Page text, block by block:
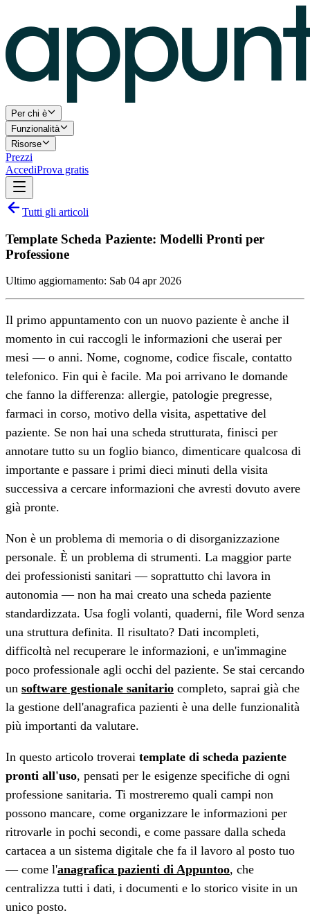
Per chi è
Funzionalità
Risorse
Prezzi
AccediProva gratis
Tutti gli articoli
Template Scheda Paziente: Modelli Pronti per
Professione
Ultimo aggiornamento: Sab 04 apr 2026
Il primo appuntamento con un nuovo paziente è anche il
momento in cui raccogli le informazioni che userai per
mesi — o anni. Nome, cognome, codice fiscale, contatto
telefonico. Fin qui è facile. Ma poi arrivano le domande
che fanno la differenza: allergie, patologie pregresse,
farmaci in corso, motivo della visita, aspettative del
paziente. Se non hai una scheda strutturata, finisci per
annotare tutto su un foglio bianco, dimenticare qualcosa di
importante e passare i primi dieci minuti della visita
successiva a cercare informazioni che avresti dovuto avere
già pronte.
Non è un problema di memoria o di disorganizzazione
personale. È un problema di strumenti. La maggior parte
dei professionisti sanitari — soprattutto chi lavora in
autonomia — non ha mai creato una scheda paziente
standardizzata. Usa fogli volanti, quaderni, file Word senza
una struttura definita. Il risultato? Dati incompleti,
difficoltà nel recuperare le informazioni, e un'immagine
poco professionale agli occhi del paziente. Se stai cercando
un software gestionale sanitario completo, saprai già che
la gestione dell'anagrafica pazienti è una delle funzionalità
più importanti da valutare.
In questo articolo troverai template di scheda paziente
pronti all'uso, pensati per le esigenze specifiche di ogni
professione sanitaria. Ti mostreremo quali campi non
possono mancare, come organizzare le informazioni per
ritrovarle in pochi secondi, e come passare dalla scheda
cartacea a un sistema digitale che fa il lavoro al posto tuo
— come l'anagrafica pazienti di Appuntoo, che
centralizza tutti i dati, i documenti e lo storico visite in un
unico posto.